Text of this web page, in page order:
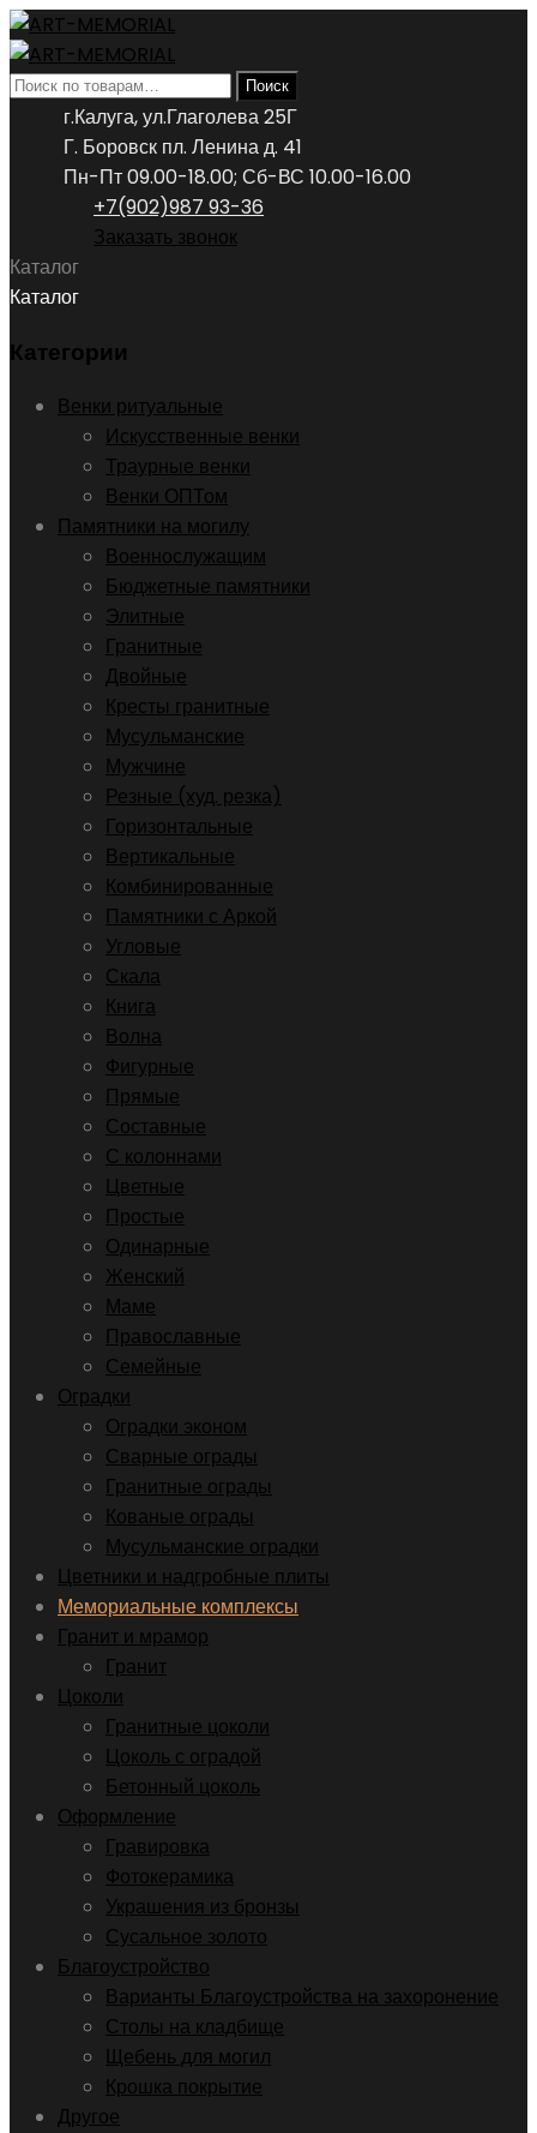
Искать: Поиск
г.Калуга, ул.Глаголева 25Г
Г. Боровск пл. Ленина д. 41
Пн-Пт 09.00-18.00; Сб-ВС 10.00-16.00
+7(902)987 93-36
Заказать звонок
Каталог
Каталог
Категории
Венки ритуальные
Искусственные венки
Траурные венки
Венки ОПТом
Памятники на могилу
Военнослужащим
Бюджетные памятники
Элитные
Гранитные
Двойные
Кресты гранитные
Мусульманские
Мужчине
Резные (худ. резка)
Горизонтальные
Вертикальные
Комбинированные
Памятники с Аркой
Угловые
Скала
Книга
Волна
Фигурные
Прямые
Составные
С колоннами
Цветные
Простые
Одинарные
Женский
Маме
Православные
Семейные
Оградки
Оградки эконом
Сварные ограды
Гранитные ограды
Кованые ограды
Мусульманские оградки
Цветники и надгробные плиты
Мемориальные комплексы
Гранит и мрамор
Гранит
Цоколи
Гранитные цоколи
Цоколь с оградой
Бетонный цоколь
Оформление
Гравировка
Фотокерамика
Украшения из бронзы
Сусальное золото
Благоустройство
Варианты Благоустройства на захоронение
Столы на кладбище
Щебень для могил
Крошка покрытие
Другое